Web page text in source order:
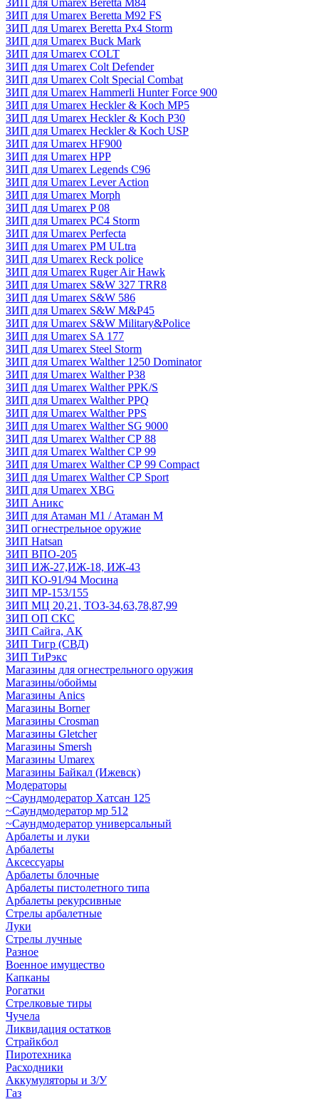
ЗИП для Umarex Beretta M84
ЗИП для Umarex Beretta M92 FS
ЗИП для Umarex Beretta Px4 Storm
ЗИП для Umarex Buck Mark
ЗИП для Umarex COLT
ЗИП для Umarex Colt Defender
ЗИП для Umarex Colt Special Combat
ЗИП для Umarex Hammerli Hunter Force 900
ЗИП для Umarex Heckler & Koch MP5
ЗИП для Umarex Heckler & Koch P30
ЗИП для Umarex Heckler & Koch USP
ЗИП для Umarex HF900
ЗИП для Umarex HPP
ЗИП для Umarex Legends C96
ЗИП для Umarex Lever Action
ЗИП для Umarex Morph
ЗИП для Umarex P 08
ЗИП для Umarex PC4 Storm
ЗИП для Umarex Perfecta
ЗИП для Umarex PM ULtra
ЗИП для Umarex Reck police
ЗИП для Umarex Ruger Air Hawk
ЗИП для Umarex S&W 327 TRR8
ЗИП для Umarex S&W 586
ЗИП для Umarex S&W M&P45
ЗИП для Umarex S&W Military&Police
ЗИП для Umarex SA 177
ЗИП для Umarex Steel Storm
ЗИП для Umarex Walther 1250 Dominator
ЗИП для Umarex Walther P38
ЗИП для Umarex Walther PPK/S
ЗИП для Umarex Walther PPQ
ЗИП для Umarex Walther PPS
ЗИП для Umarex Walther SG 9000
ЗИП для Umarex Walther СР 88
ЗИП для Umarex Walther СР 99
ЗИП для Umarex Walther СР 99 Compact
ЗИП для Umarex Walther СР Sport
ЗИП для Umarex XBG
ЗИП Аникс
ЗИП для Атаман М1 / Атаман М
ЗИП огнестрельное оружие
ЗИП Hatsan
ЗИП ВПО-205
ЗИП ИЖ-27,ИЖ-18, ИЖ-43
ЗИП КО-91/94 Мосина
ЗИП МР-153/155
ЗИП МЦ 20,21, ТОЗ-34,63,78,87,99
ЗИП ОП СКС
ЗИП Сайга, АК
ЗИП Тигр (СВД)
ЗИП ТиРэкс
Магазины для огнестрельного оружия
Магазины/обоймы
Магазины Anics
Магазины Borner
Магазины Crosman
Магазины Gletcher
Магазины Smersh
Магазины Umarex
Магазины Байкал (Ижевск)
Модераторы
~Cаундмодератор Хатсан 125
~Саундмодератор мр 512
~Саундмодератор универсальный
Арбалеты и луки
Арбалеты
Аксессуары
Арбалеты блочные
Арбалеты пистолетного типа
Арбалеты рекурсивные
Стрелы арбалетные
Луки
Стрелы лучные
Разное
Военное имущество
Капканы
Рогатки
Стрелковые тиры
Чучела
Ликвидация остатков
Страйкбол
Пиротехника
Расходники
Аккумуляторы и З/У
Газ